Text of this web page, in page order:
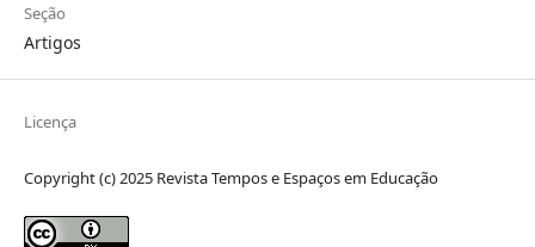
Seção
Artigos
Licença
Copyright (c) 2025 Revista Tempos e Espaços em Educação